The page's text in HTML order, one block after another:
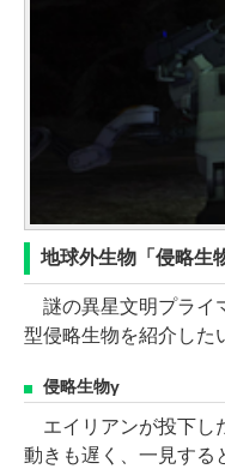
地球外生物「侵略生
謎の異星文明プライ
型侵略生物を紹介した
侵略生物γ
エイリアンが投下し
動きも遅く、一見する